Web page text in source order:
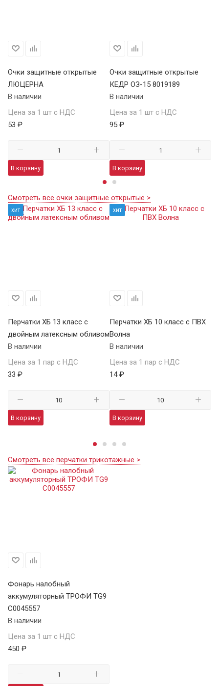
Очки защитные открытые
ЛЮЦЕРНА
В наличии
Цена за 1 шт с НДС
53 ₽
В корзину
Очки защитные открытые
КЕДР ОЗ-15 8019189
В наличии
Цена за 1 шт с НДС
95 ₽
В корзину
Смотреть все очки защитные открытые >
хит
Перчатки ХБ 13 класс с
двойным латексным обливом
В наличии
Цена за 1 пар с НДС
33 ₽
В корзину
хит
Перчатки ХБ 10 класс с ПВХ
Волна
В наличии
Цена за 1 пар с НДС
14 ₽
В корзину
Смотреть все перчатки трикотажные >
Фонарь налобный
аккумуляторный ТРОФИ TG9
C0045557
В наличии
Цена за 1 шт с НДС
450 ₽